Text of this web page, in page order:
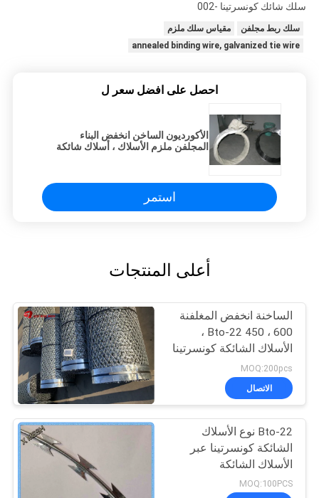
سلك شائك كونسرتينا -002
سلك ربط مجلفن
مقياس سلك ملزم
annealed binding wire, galvanized tie wire
احصل على افضل سعر ل
الأكورديون الساخن انخفض البناء
المجلفن ملزم الأسلاك ، أسلاك شائكة
استمر
أعلى المنتجات
الساخنة انخفض المغلفنة
Bto-22 450 ، 600 ،
الأسلاك الشائكة كونسرتينا
الشائكة
MOQ:200pcs
الاتصال
Bto-22 نوع الأسلاك
الشائكة كونسرتينا عبر
الأسلاك الشائكة
MOQ:100PCS